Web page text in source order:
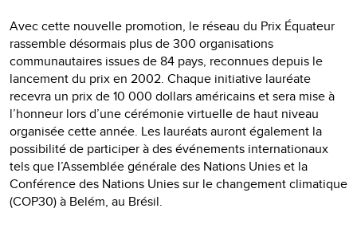
Avec cette nouvelle promotion, le réseau du Prix Équateur
rassemble désormais plus de 300 organisations
communautaires issues de 84 pays, reconnues depuis le
lancement du prix en 2002. Chaque initiative lauréate
recevra un prix de 10 000 dollars américains et sera mise à
l’honneur lors d’une cérémonie virtuelle de haut niveau
organisée cette année. Les lauréats auront également la
possibilité de participer à des événements internationaux
tels que l’Assemblée générale des Nations Unies et la
Conférence des Nations Unies sur le changement climatique
(COP30) à Belém, au Brésil.